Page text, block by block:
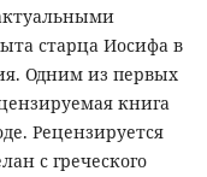
старца Иосифа в
Одним из первых
книга
Рецензируется
с греческого